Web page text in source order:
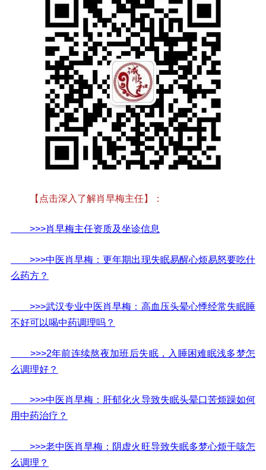
【点击深入了解肖早梅主任】：
>>>肖早梅主任资质及坐诊信息
>>>中医肖早梅：更年期出现失眠易醒心烦易怒要吃什
么药方？
>>>武汉专业中医肖早梅：高血压头晕心悸经常失眠睡
不好可以喝中药调理吗？
>>>2年前连续熬夜加班后失眠，入睡困难眠浅多梦怎
么调理好？
>>>中医肖早梅：肝郁化火导致失眠头晕口苦烦躁如何
用中药治疗？
>>>老中医肖早梅：阴虚火旺导致失眠多梦心烦干咳怎
么调理？